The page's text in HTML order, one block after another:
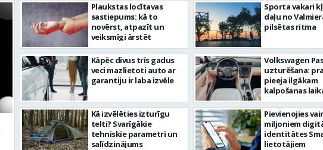
Plaukstas locītavas
sastiepums: kā to
novērst, atpazīt un
veiksmīgi ārstēt
Kāpēc divus trīs gadus
veci mazlietoti auto ar
garantiju ir laba izvēle
Kā izvēlēties izturīgu
telti? Svarīgākie
tehniskie parametri un
salīdzinājums
Sporta vakari
daļu no
pilsētas ritma
Volkswagen
uzturēšana:
pieeja ilgākam
kalpošanas
Pievienojies
miljoniem
identitātes
lietotājiem